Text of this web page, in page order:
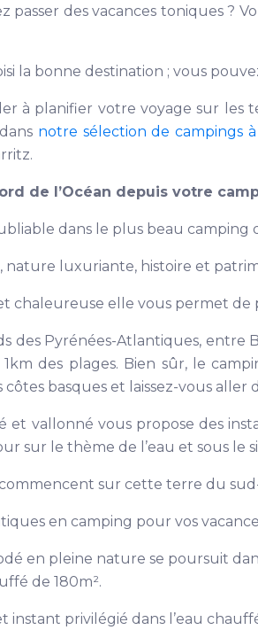
passer des vacances toniques ?
la bonne destination ; vous
à planifier votre voyage sur les
notre sélection de campings
de l’Océan depuis votre
dans le plus beau camping
nature luxuriante, histoire et
chaleureuse elle vous permet de
des Pyrénées-Atlantiques, entre
des plages. Bien sûr, le
côtes basques et laissez-vous aller
et vallonné vous propose des
sur le thème de l’eau et sous le
commencent sur cette terre du
en camping pour vos
en pleine nature se poursuit
de 180m².
instant privilégié dans l’eau